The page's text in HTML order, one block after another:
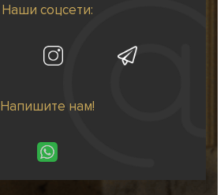
Наши соцсети:
Напишите нам!